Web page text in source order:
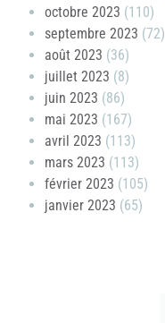
octobre 2023 (110)
septembre 2023 (72)
août 2023 (36)
juillet 2023 (8)
juin 2023 (86)
mai 2023 (167)
avril 2023 (113)
mars 2023 (113)
février 2023 (105)
janvier 2023 (65)